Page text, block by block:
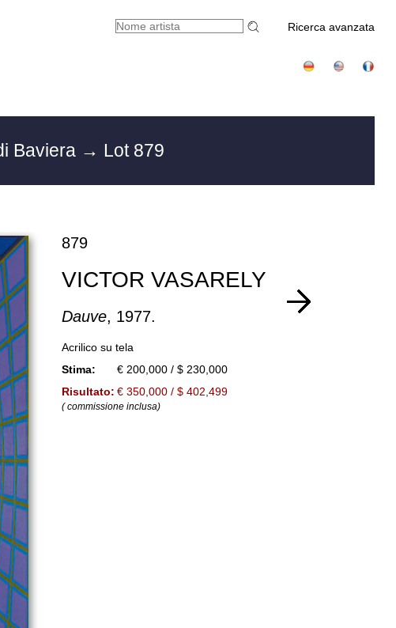
Ricerca avanzata
Baviera → Lot 879
879
VICTOR VASARELY
Dauve, 1977.
Acrilico su tela
Stima:
€ 200,000 / $ 230,000
Risultato: € 350,000 / $ 402,499
( commissione inclusa)